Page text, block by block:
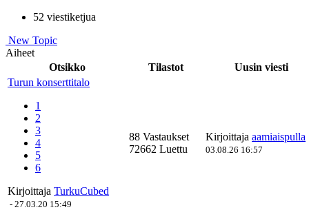
52 viestiketjua
New Topic
Aiheet
Otsikko
Tilastot
Uusin viesti
Turun konserttitalo
1
2
3
4
5
6
Kirjoittaja TurkuCubed
- 27.03.20 15:49
88 Vastaukset
72662 Luettu
Kirjoittaja aamiaispulla
03.08.26 16:57